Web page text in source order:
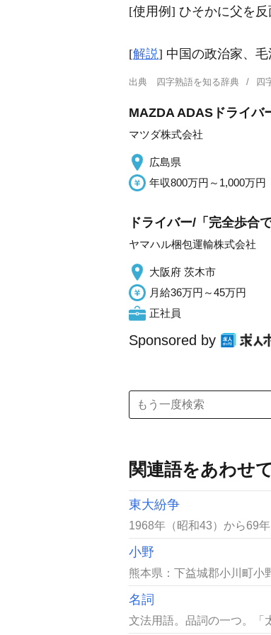
[使用例] ひそかに父を
[解説] 中国の政治家、毛
出典 四字熟語を知る辞典 四
MAZDA ADASドライバ
マツダ株式会社
広島県
年収800万円～1,000万円
ドライバー/「完全歩合
ヤマハル梱包運輸株式会社
大阪府 茨木市
月給36万円～45万円
正社員
Sponsored by
関連語をあわせ
東大紛争
1968年（昭和43）から69
小野
熊本県：下益城郡小川町小
名詞
文法用語。品詞の一つ。「